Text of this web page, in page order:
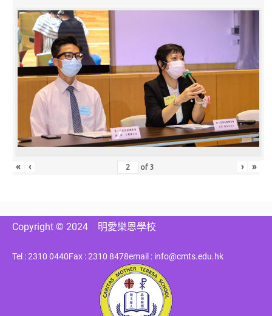
« ‹ of3 › »
Copyright © 2024 明愛樂恩學校
Tel : 2310 0440Fax : 2310 8478email : info@cmts.edu.hk